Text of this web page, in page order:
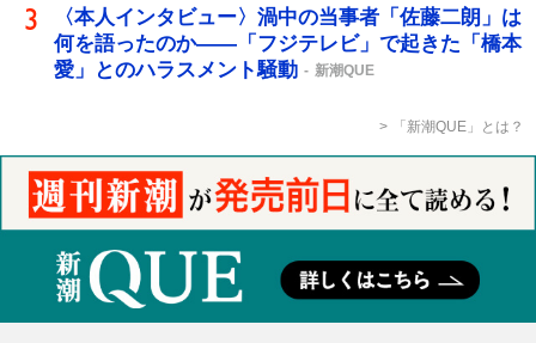
〈本人インタビュー〉渦中の当事者「佐藤二朗」は
何を語ったのか――「フジテレビ」で起きた「橋本
愛」とのハラスメント騒動
新潮QUE
「新潮QUE」とは？